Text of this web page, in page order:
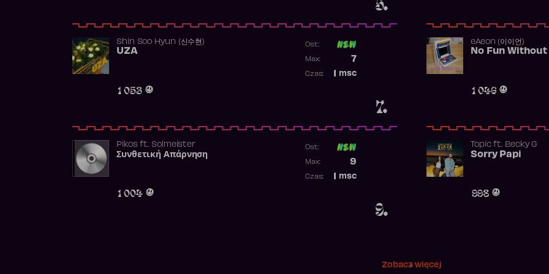
7.
Shin Soo Hyun (신수현)
UZA
1 053
Ost:
7
Max:
msc
Czas:
​eAeon (이이언)
No Fun Without
1 046
9.
Pikosft. Solmeister
Συνθετική Απάρνηση
1 004
Ost:
9
Max:
msc
Czas:
Topicft. Becky G
Sorry Papi
998
Zobacz więcej